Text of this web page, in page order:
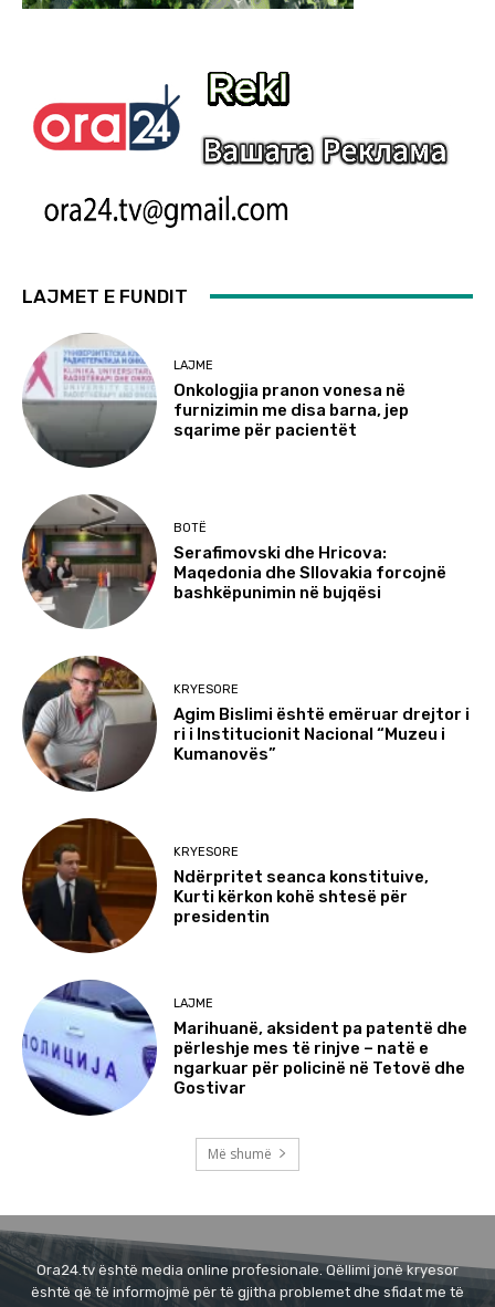
LAJMET E FUNDIT
LAJME
Onkologjia pranon vonesa në
furnizimin me disa barna, jep
sqarime për pacientët
BOTË
Serafimovski dhe Hricova:
Maqedonia dhe Sllovakia forcojnë
bashkëpunimin në bujqësi
KRYESORE
Agim Bislimi është emëruar drejtor i
ri i Institucionit Nacional “Muzeu i
Kumanovës”
KRYESORE
Ndërpritet seanca konstituive,
Kurti kërkon kohë shtesë për
presidentin
LAJME
Marihuanë, aksident pa patentë dhe
përleshje mes të rinjve – natë e
ngarkuar për policinë në Tetovë dhe
Gostivar
Më shumë
Ora24.tv është media online profesionale. Qëllimi jonë kryesor
është që të informojmë për të gjitha problemet dhe sfidat me të